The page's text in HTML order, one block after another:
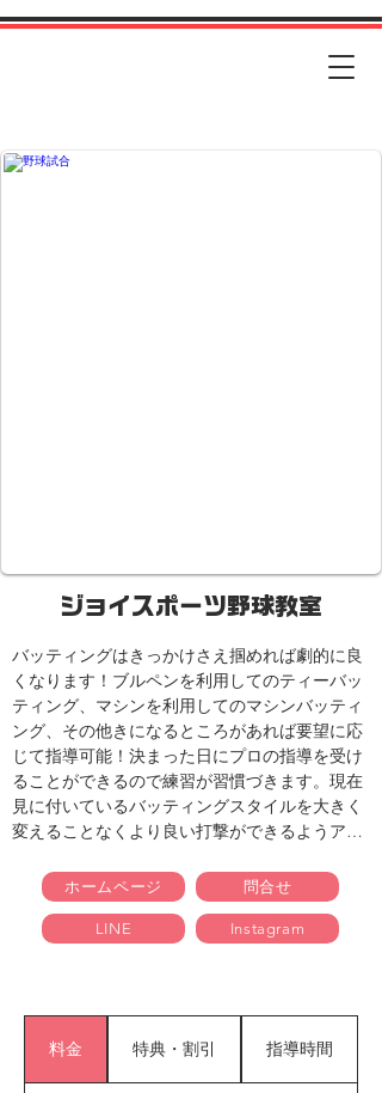
ジョイスポーツ野球教室
バッティングはきっかけさえ掴めれば劇的に良
くなります！ブルペンを利用してのティーバッ
ティング、マシンを利用してのマシンバッティ
ング、その他きになるところがあれば要望に応
じて指導可能！決まった日にプロの指導を受け
ることができるので練習が習慣づきます。現在
見に付いているバッティングスタイルを大きく
変えることなくより良い打撃ができるようアド
ホームページ 問合せ
LINE Instagram
料金 特典・割引 指導時間